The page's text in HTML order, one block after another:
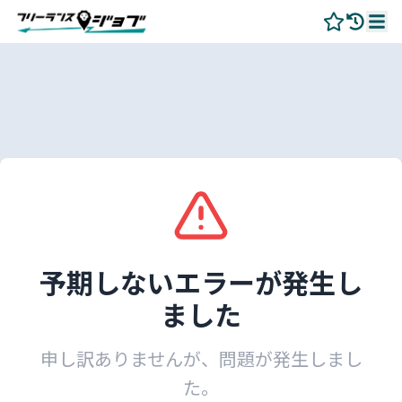
予期しないエラーが発生し
ました
申し訳ありませんが、問題が発生しまし
た。